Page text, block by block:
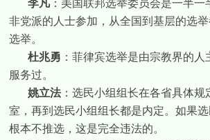
李凡：美国联邦选举委员会是一半
非党派的人士参加，从全国到基层的选
选举。
杜兆勇 ：菲律宾选举是由宗教界的
服务过。
姚立法：选民小组组长在各省具体
室，再到选民小组组长都是内定。如果
根本不推选，这是完全违法的。